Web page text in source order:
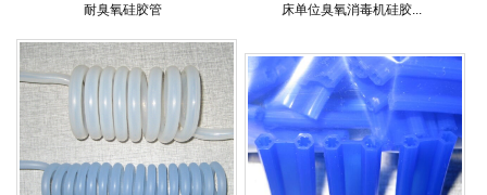
耐臭氧硅胶管 床单位臭氧消毒机硅胶...